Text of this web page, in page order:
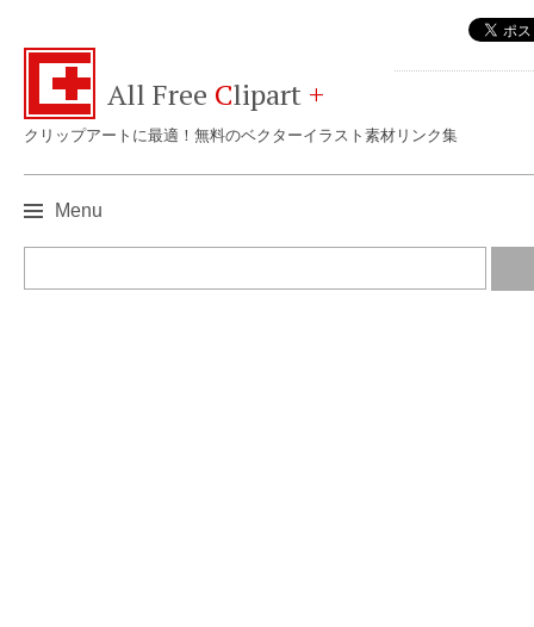
All Free Clipart +
クリップアートに最適！無料のベクターイラスト素材リンク集
Menu